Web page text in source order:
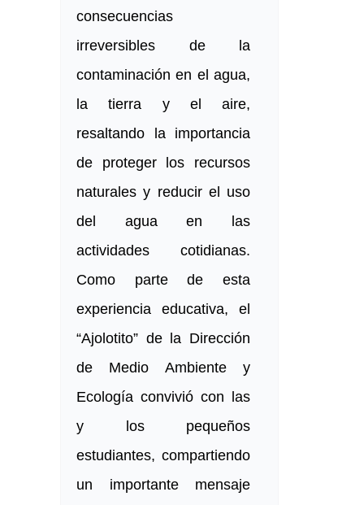
consecuencias
irreversibles de la
contaminación en el agua,
la tierra y el aire,
resaltando la importancia
de proteger los recursos
naturales y reducir el uso
del agua en las
actividades cotidianas.
Como parte de esta
experiencia educativa, el
“Ajolotito” de la Dirección
de Medio Ambiente y
Ecología convivió con las
y los pequeños
estudiantes, compartiendo
un importante mensaje